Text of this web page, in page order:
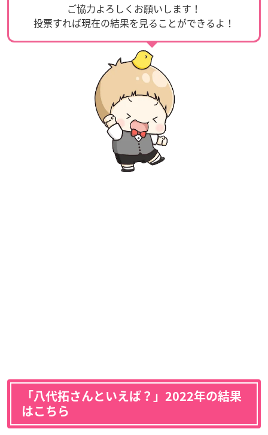
ご協力よろしくお願いします！
投票すれば現在の結果を見ることができるよ！
「八代拓さんといえば？」2022年の結果
はこちら